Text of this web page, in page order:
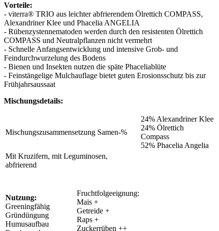
Vorteile:
- viterra® TRIO aus leichter abfrierendem Ölrettich COMPASS,
Alexandriner Klee und Phacelia ANGELIA
- Rübenzystennematoden werden durch den resistenten Ölrettich
COMPASS und Neutralpflanzen nicht vermehrt
- Schnelle Anfangsentwicklung und intensive Grob- und
Feindurchwurzelung des Bodens
- Bienen und Insekten nutzen die späte Phaceliablüte
- Feinstängelige Mulchauflage bietet guten Erosionsschutz bis zur
Frühjahrsaussaat
Mischungsdetails:
Mischungszusammensetzung Samen-%
24% Alexandriner Klee
24% Ölrettich
Compass
52% Phacelia Angelia
Mit Kruzifern, mit Leguminosen,
abfrierend
Nutzung:
Greeningfähig
Gründüngung
Humusaufbau
Fruchtfolgeeignung:
Mais +
Getreide +
Raps +
Zuckerrüben ++